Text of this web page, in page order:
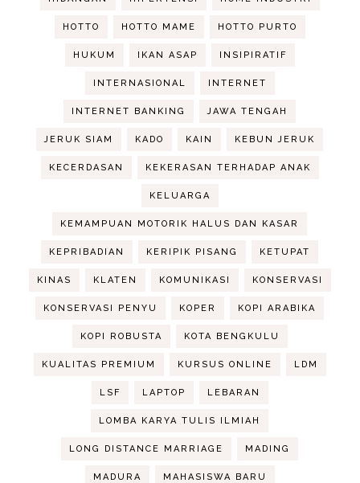
HOTTO HOTTO MAME HOTTO PURTO
HUKUM IKAN ASAP INSIPIRATIF
INTERNASIONAL INTERNET
INTERNET BANKING JAWA TENGAH
JERUK SIAM KADO KAIN KEBUN JERUK
KECERDASAN KEKERASAN TERHADAP ANAK
KELUARGA
KEMAMPUAN MOTORIK HALUS DAN KASAR
KEPRIBADIAN KERIPIK PISANG KETUPAT
KINAS KLATEN KOMUNIKASI KONSERVASI
KONSERVASI PENYU KOPER KOPI ARABIKA
KOPI ROBUSTA KOTA BENGKULU
KUALITAS PREMIUM KURSUS ONLINE LDM
LSF LAPTOP LEBARAN
LOMBA KARYA TULIS ILMIAH
LONG DISTANCE MARRIAGE MADING
MADURA MAHASISWA BARU